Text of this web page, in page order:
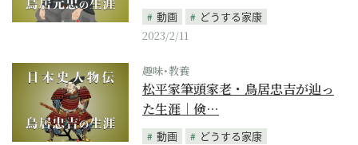
動画
どうする家康
2023/2/11
趣味･教養
松平家筆頭家老・鳥居忠吉が辿っ
た生涯｜倹…
動画
どうする家康